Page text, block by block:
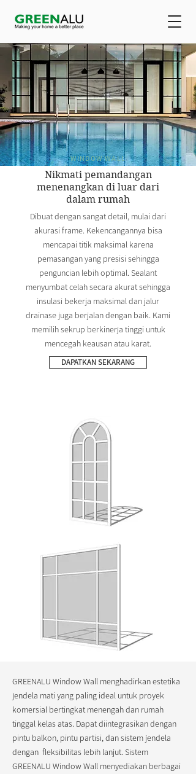
WINDOW WALL
Nikmati pemandangan
menenangkan di luar dari
dalam rumah
Dibuat dengan sangat detail, mulai dari
akurasi frame. Kekencangannya bisa
mencapai titik maksimal karena
pemasangan yang presisi sehingga
penguncian lebih optimal. Sealant
menyumbat celah secara akurat sehingga
insulasi bekerja maksimal dan jalur
drainase juga berjalan dengan baik. Kami
memilih sekrup berkinerja tinggi untuk
mencegah keausan atau karat.
DAPATKAN SEKARANG
GREENALU Window Wall menghadirkan estetika
jendela mati yang paling ideal untuk proyek
komersial bertingkat menengah dan rumah
tinggal kelas atas. Dapat diintegrasikan dengan
pintu balkon, pintu partisi, dan sistem jendela
dengan fleksibilitas lebih lanjut. Sistem
GREENALU Window Wall menyediakan berbagai